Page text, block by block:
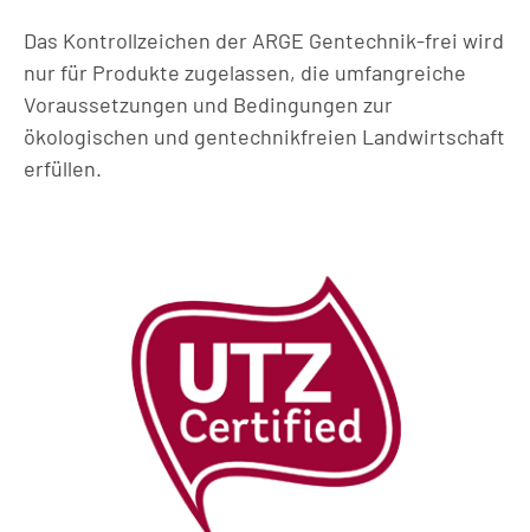
Das Kontrollzeichen der ARGE Gentechnik-frei wird
nur für Produkte zugelassen, die umfangreiche
Voraussetzungen und Bedingungen zur
ökologischen und gentechnikfreien Landwirtschaft
erfüllen.